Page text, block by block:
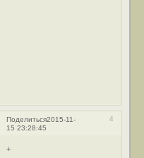
Поделиться 4
2015-11-
15 23:28:45
+